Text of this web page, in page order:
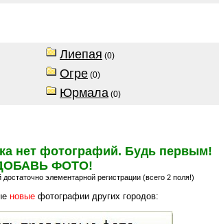
Лиепая (0)
Огре (0)
Юрмала (0)
нет фотографий. Будь первым!
ФОТО!
элементарной регистрации (всего 2 поля!)
новыефотографии других городов: